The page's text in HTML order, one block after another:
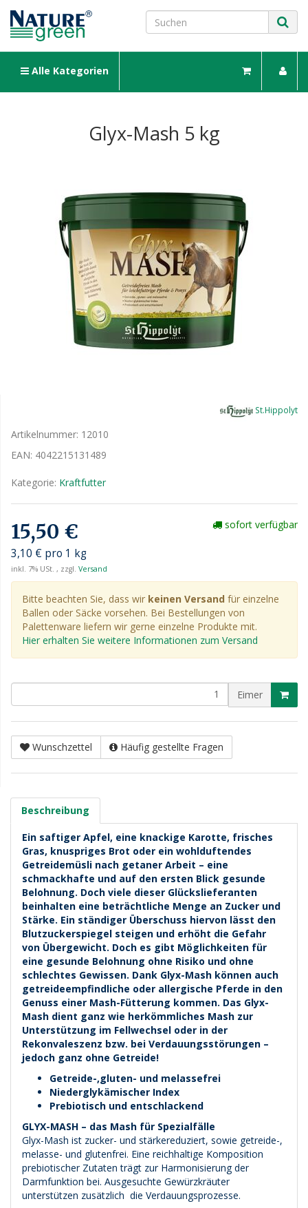
Alle Kategorien
Glyx-Mash 5 kg
St.Hippolyt
Artikelnummer: 12010
EAN: 4042215131489
Kategorie: Kraftfutter
15,50 €
3,10 € pro 1 kg
inkl. 7% USt. , zzgl. Versand
sofort verfügbar
Bitte beachten Sie, dass wir keinen Versand für einzelne
Ballen oder Säcke vorsehen. Bei Bestellungen von
Palettenware liefern wir gerne einzelne Produkte mit.
Hier erhalten Sie weitere Informationen zum Versand
Eimer
Wunschzettel Häufig gestellte Fragen
Beschreibung
Ein saftiger Apfel, eine knackige Karotte, frisches
Gras, knuspriges Brot oder ein wohlduftendes
Getreidemüsli nach getaner Arbeit – eine
schmackhafte und auf den ersten Blick gesunde
Belohnung. Doch viele dieser Glückslieferanten
beinhalten eine beträchtliche Menge an Zucker und
Stärke. Ein ständiger Überschuss hiervon lässt den
Blutzuckerspiegel steigen und erhöht die Gefahr
von Übergewicht. Doch es gibt Möglichkeiten für
eine gesunde Belohnung ohne Risiko und ohne
schlechtes Gewissen. Dank Glyx-Mash können auch
getreideempfindliche oder allergische Pferde in den
Genuss einer Mash-Fütterung kommen. Das Glyx-
Mash dient ganz wie herkömmliches Mash zur
Unterstützung im Fellwechsel oder in der
Rekonvaleszenz bzw. bei Verdauungsstörungen –
jedoch ganz ohne Getreide!
Getreide-,gluten- und melassefrei
Niederglykämischer Index
Prebiotisch und entschlackend
GLYX-MASH – das Mash für Spezialfälle
Glyx-Mash ist zucker- und stärkereduziert, sowie getreide-,
melasse- und glutenfrei. Eine reichhaltige Komposition
prebiotischer Zutaten trägt zur Harmonisierung der
Darmfunktion bei. Ausgesuchte Gewürzkräuter
unterstützen zusätzlich die Verdauungsprozesse.